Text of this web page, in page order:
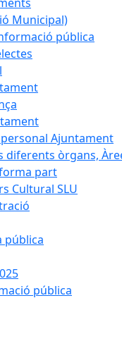
Municipal)
pública
Ajuntament
diferents òrgans,
part
Cultural SLU
pública
pública